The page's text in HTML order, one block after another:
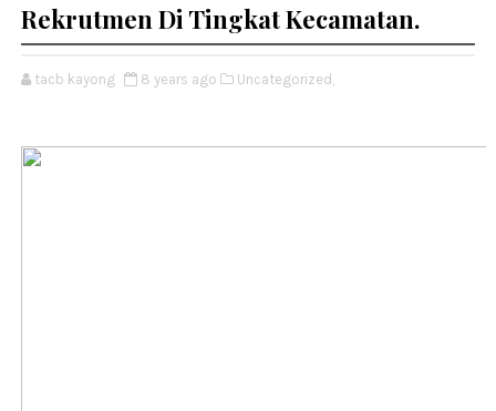
Rekrutmen Di Tingkat Kecamatan.
tacb kayong 8 years ago Uncategorized,